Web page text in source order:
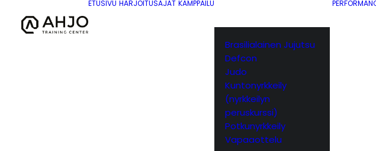
ETUSIVU HARJOITUSAJAT KAMPPAILU
Brasilialainen Jujutsu
Defcon
Judo
Kuntonyrkkeily
(nyrkkeilyn
peruskurssi)
Potkunyrkkeily
Vapaaottelu